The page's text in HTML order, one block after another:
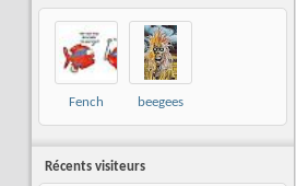
Fench beegees
Récents visiteurs